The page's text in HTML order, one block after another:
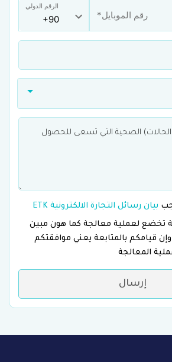
الرقم الدولي
بيان رسائل التجارة الالكترونية ETK
تخضع لعملية معالجة كما هون مبين
وإن قيامكم بالمتابعة يعني موافقتكم
المعالجة
إرسال